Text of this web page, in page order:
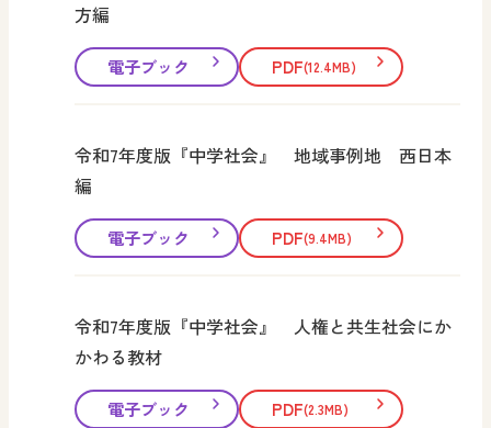
方編
電子ブック PDF(12.4MB)
令和7年度版『中学社会』 地域事例地 西日本
編
電子ブック PDF(9.4MB)
令和7年度版『中学社会』 人権と共生社会にか
かわる教材
電子ブック PDF(2.3MB)